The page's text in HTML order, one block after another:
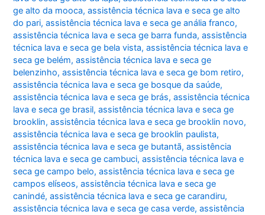
ge alto da mooca,assistência técnica lava e seca ge alto
do pari,assistência técnica lava e seca ge anália franco,
assistência técnica lava e seca ge barra funda,assistência
técnica lava e seca ge bela vista,assistência técnica lava e
seca ge belém,assistência técnica lava e seca ge
belenzinho,assistência técnica lava e seca ge bom retiro,
assistência técnica lava e seca ge bosque da saúde,
assistência técnica lava e seca ge brás,assistência técnica
lava e seca ge brasil,assistência técnica lava e seca ge
brooklin,assistência técnica lava e seca ge brooklin novo,
assistência técnica lava e seca ge brooklin paulista,
assistência técnica lava e seca ge butantã,assistência
técnica lava e seca ge cambuci,assistência técnica lava e
seca ge campo belo,assistência técnica lava e seca ge
campos elíseos,assistência técnica lava e seca ge
canindé,assistência técnica lava e seca ge carandiru,
assistência técnica lava e seca ge casa verde,assistência